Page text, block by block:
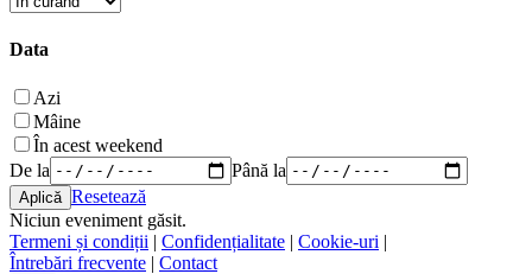
Data
Azi
Mâine
În acest weekend
De la
Până la
Resetează
Niciun eveniment găsit.
Termeni și condiții | Confidențialitate | Cookie-uri |
Întrebări frecvente | Contact